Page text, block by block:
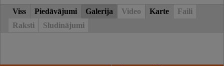
Viss Piedāvājumi Galerija Video Karte
Faili
Raksti
Sludinājumi